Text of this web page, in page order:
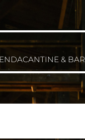
CANTINE & BAR